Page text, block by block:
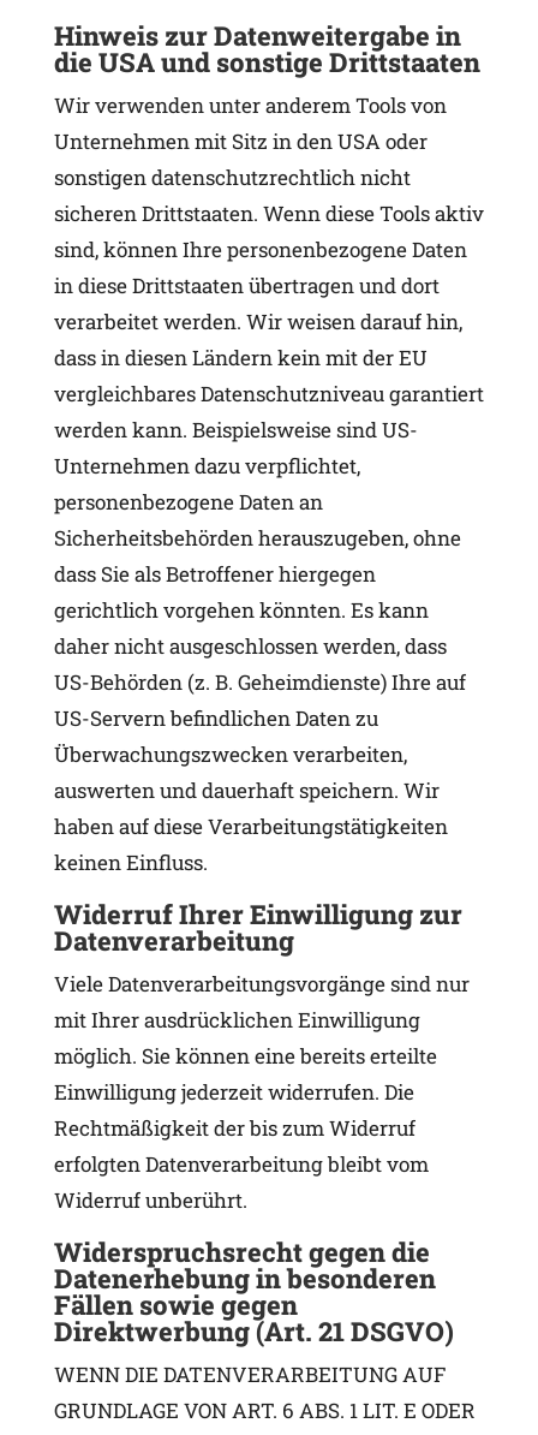
Hinweis zur Datenweitergabe in
die USA und sonstige Drittstaaten
Wir verwenden unter anderem Tools von
Unternehmen mit Sitz in den USA oder
sonstigen datenschutzrechtlich nicht
sicheren Drittstaaten. Wenn diese Tools aktiv
sind, können Ihre personenbezogene Daten
in diese Drittstaaten übertragen und dort
verarbeitet werden. Wir weisen darauf hin,
dass in diesen Ländern kein mit der EU
vergleichbares Datenschutzniveau garantiert
werden kann. Beispielsweise sind US-
Unternehmen dazu verpflichtet,
personenbezogene Daten an
Sicherheitsbehörden herauszugeben, ohne
dass Sie als Betroffener hiergegen
gerichtlich vorgehen könnten. Es kann
daher nicht ausgeschlossen werden, dass
US-Behörden (z. B. Geheimdienste) Ihre auf
US-Servern befindlichen Daten zu
Überwachungszwecken verarbeiten,
auswerten und dauerhaft speichern. Wir
haben auf diese Verarbeitungstätigkeiten
keinen Einfluss.
Widerruf Ihrer Einwilligung zur
Datenverarbeitung
Viele Datenverarbeitungsvorgänge sind nur
mit Ihrer ausdrücklichen Einwilligung
möglich. Sie können eine bereits erteilte
Einwilligung jederzeit widerrufen. Die
Rechtmäßigkeit der bis zum Widerruf
erfolgten Datenverarbeitung bleibt vom
Widerruf unberührt.
Widerspruchsrecht gegen die
Datenerhebung in besonderen
Fällen sowie gegen
Direktwerbung (Art. 21 DSGVO)
WENN DIE DATENVERARBEITUNG AUF
GRUNDLAGE VON ART. 6 ABS. 1 LIT. E ODER